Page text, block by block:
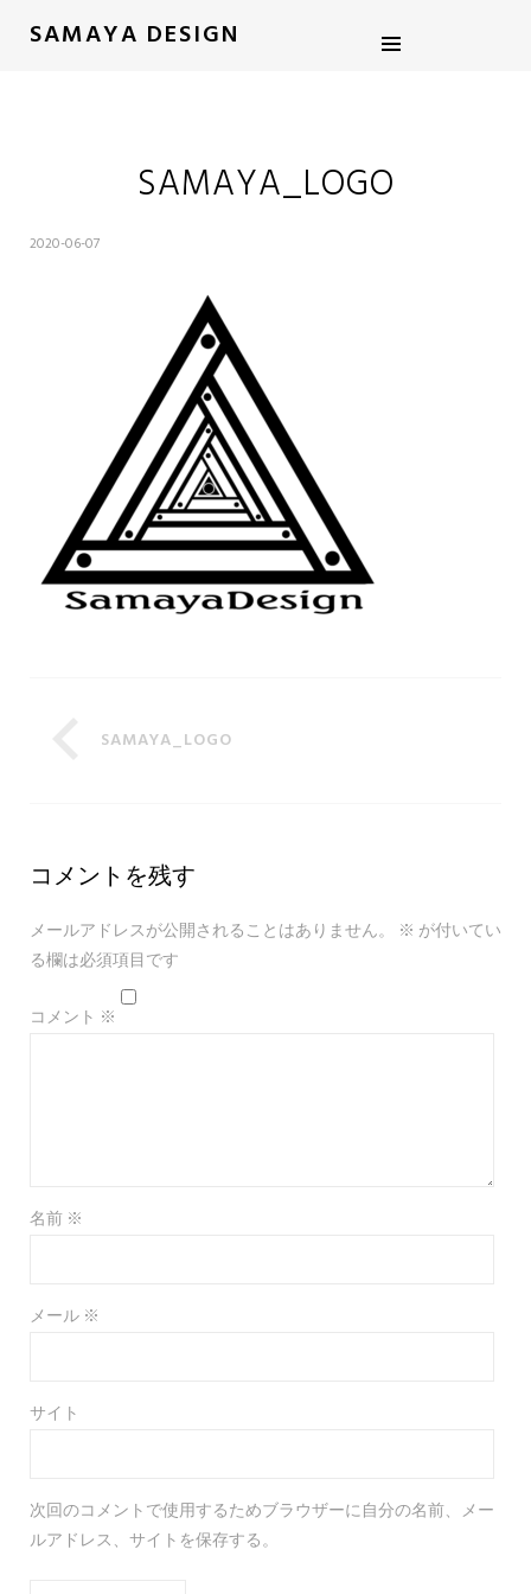
SAMAYA DESIGN
SAMAYA_LOGO
2020-06-07
SAMAYA_LOGO
コメントを残す
メールアドレスが公開されることはありません。 ※ が付いてい
る欄は必須項目です
コメント ※
名前 ※
メール ※
サイト
次回のコメントで使用するためブラウザーに自分の名前、メー
ルアドレス、サイトを保存する。